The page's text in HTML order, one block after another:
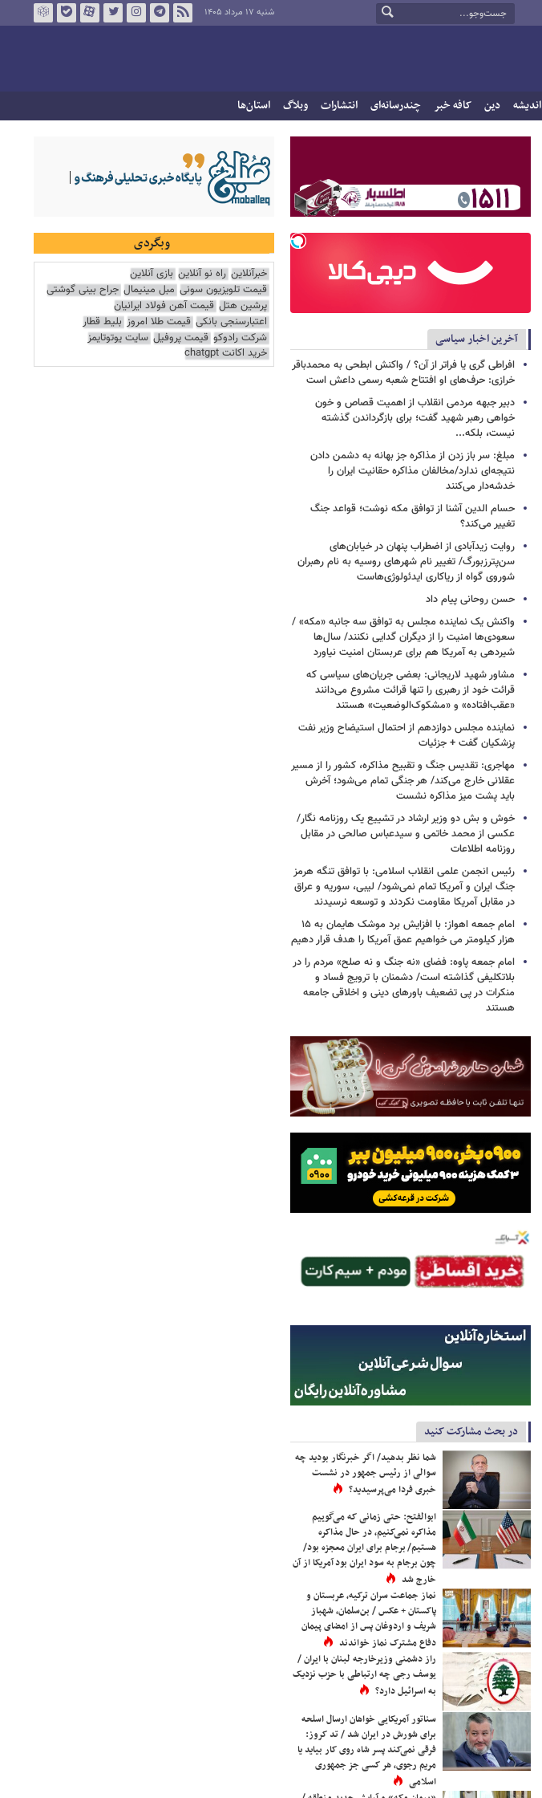
شنبه ۱۷ مرداد ۱۴۰۵
اندیشه دین کافه خبر چندرسانه‌ای انتشارات وبلاگ استان‌ها
آخرین اخبار سیاسی
افراطی گری یا فراتر از آن؟ / واکنش ابطحی به محمدباقر
خرازی: حرف‌های او افتتاح شعبه رسمی داعش است
دبیر جبهه مردمی انقلاب از اهمیت قصاص و خون
خواهی رهبر شهید گفت؛ برای بازگرداندن گذشته
نیست، بلکه...
مبلغ: سر باز زدن از مذاکره‌ جز بهانه به دشمن دادن
نتیجه‌ای ندارد/مخالفان مذاکره حقانیت ایران را
خدشه‌دار می‌کنند
حسام الدین آشنا از توافق مکه نوشت؛ قواعد جنگ
تغییر می‌کند؟
روایت زیدآبادی از اضطراب پنهان در خیابان‌های
سن‌پترزبورگ/ تغییر نام شهرهای روسیه به نام رهبران
شوروی گواه از ریاکاری ایدئولوژی‌هاست
حسن روحانی پیام داد
واکنش یک نماینده مجلس به توافق سه جانبه «مکه» /
سعودی‌ها امنیت را از دیگران گدایی نکنند/ سال‌ها
شیردهی به آمریکا هم برای عربستان امنیت نیاورد
مشاور شهید لاریجانی: بعضی جریان‌های سیاسی که
قرائت خود از رهبری را تنها قرائت مشروع می‌دانند
«عقب‌افتاده» و «مشکوک‌الوضعیت» هستند
نماینده مجلس دوازدهم از احتمال استیضاح وزیر نفت
پزشکیان گفت + جزئیات
مهاجری: تقدیس جنگ و تقبیح مذاکره، کشور را از مسیر
عقلانی خارج می‌کند/ هر جنگی تمام می‌شود؛ آخرش
باید پشت میز مذاکره نشست
خوش و بش دو وزیر ارشاد در تشییع یک روزنامه نگار/
عکسی از محمد خاتمی و سیدعباس صالحی در مقابل
روزنامه اطلاعات
رئیس انجمن علمی انقلاب اسلامی: با توافق تنگه هرمز
جنگ ایران و آمریکا تمام نمی‌شود/ لیبی، سوریه و عراق
در مقابل آمریکا مقاومت نکردند و توسعه نرسیدند
امام‌ جمعه اهواز: با افزایش برد موشک هایمان به ۱۵
هزار کیلومتر می خواهیم عمق آمریکا را هدف قرار دهیم
امام جمعه پاوه: فضای «نه جنگ و نه صلح» مردم را در
بلاتکلیفی گذاشته است/ دشمنان با ترویج فساد و
منکرات در پی تضعیف باورهای دینی و اخلاقی جامعه
هستند
در بحث مشارکت کنید
شما نظر بدهید/ اگر خبرنگار بودید چه
سوالی از رئیس جمهور در نشست
خبری فردا می‌پرسیدید؟
ابوالفتح: حتی زمانی که می‌گوییم
مذاکره نمی‌کنیم، در حال مذاکره
هستیم/ برجام برای ایران معجزه بود/
چون برجام به سود ایران بود آمریکا از آن
خارج شد
نماز جماعت سران ترکیه، عربستان و
پاکستان + عکس / بن‌سلمان، شهباز
شریف و اردوغان پس از امضای پیمان
دفاع مشترک نماز خواندند
راز دشمنی وزیرخارجه لبنان با ایران /
یوسف رجی چه ارتباطی با حزب نزدیک
به اسرائیل دارد؟
سناتور آمریکایی خواهان ارسال اسلحه
برای شورش در ایران شد / تد کروز:
فرقی نمی‌کند پسر شاه روی کار بیاید یا
مریم رجوی، هر کسی جز جمهوری
اسلامی
وبگردی
خبرآنلاین راه نو آنلاین بازی آنلاین
قیمت تلویزیون سونی مبل مینیمال جراح بینی گوشتی
پرشین هتل قیمت آهن فولاد ایرانیان
اعتبارسنجی بانکی قیمت طلا امروز بلیط قطار
شرکت رادوکو قیمت پروفیل سایت یوتوتایمز
خرید اکانت chatgpt